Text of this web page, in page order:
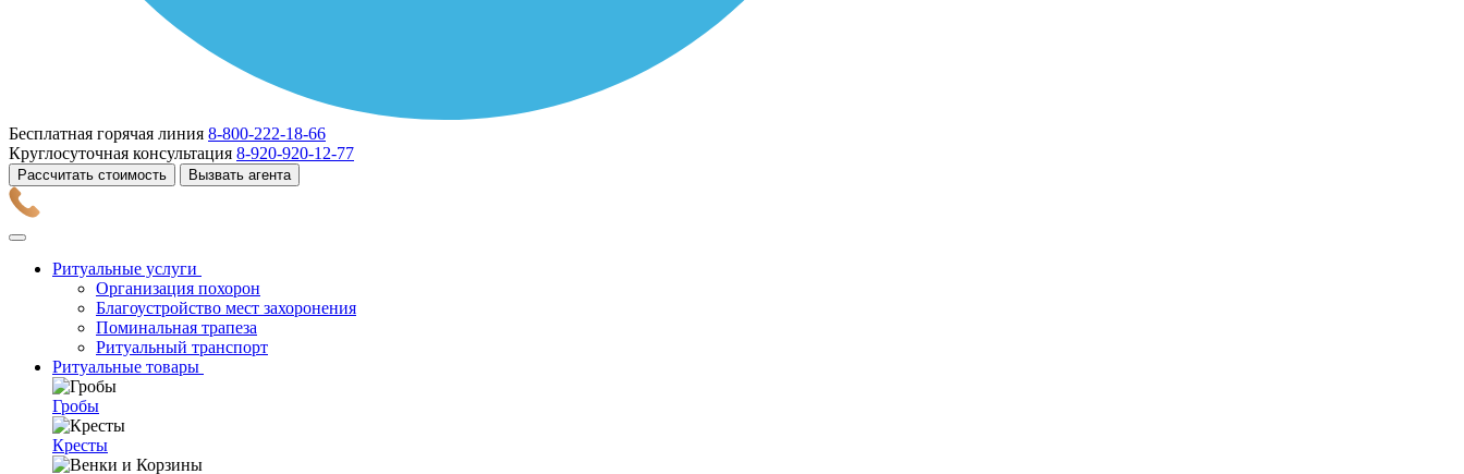
Бесплатная горячая линия 8-800-222-18-66
Круглосуточная консультация 8-920-920-12-77
Рассчитать стоимость Вызвать агента
Ритуальные услуги
Организация похорон
Благоустройство мест захоронения
Поминальная трапеза
Ритуальный транспорт
Ритуальные товары
Гробы
Кресты